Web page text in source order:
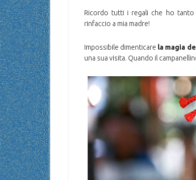
Ricordo tutti i regali che ho tanto
rinfaccio a mia madre!
Impossibile dimenticare la magia
una sua visita. Quando il